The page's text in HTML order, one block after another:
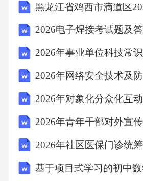
工作中出现的问题主动承担责
快递员形象礼仪03着装规范
服，按季节（春秋装、冬装、
换，保持洁净、整齐、平展，
服或挽袖筒裤腿，展现企业专
工牌佩戴规范工牌需正面朝外
位置，信息清晰可辨，内容应
2026电子焊接考试题及
2026年网络安全技术及
2026年青年干部对外宣